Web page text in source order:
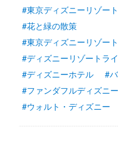
#東京ディズニーリゾー
#花と緑の散策
#東京ディズニーリゾー
#ディズニーリゾートラ
#ディズニーホテル
#
#ファンダフルディズニー
#ウォルト・ディズニー